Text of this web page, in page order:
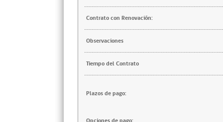
Contrato con Renovación:
Observaciones
Tiempo del Contrato
Plazos de pago: